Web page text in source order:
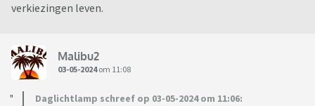
verkiezingen leven.
Malibu2
03-05-2024om 11:08
Daglichtlamp schreef op 03-05-2024 om 11:06: